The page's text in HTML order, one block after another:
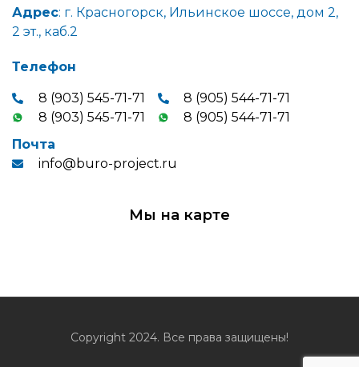
Адрес: г. Красногорск, Ильинское шоссе, дом 2,
2 эт., каб.2
Телефон
8 (903) 545-71-71
8 (905) 544-71-71
8 (903) 545-71-71
8 (905) 544-71-71
Почта
info@buro-project.ru
Мы на карте
Copyright 2024. Все права защищены!